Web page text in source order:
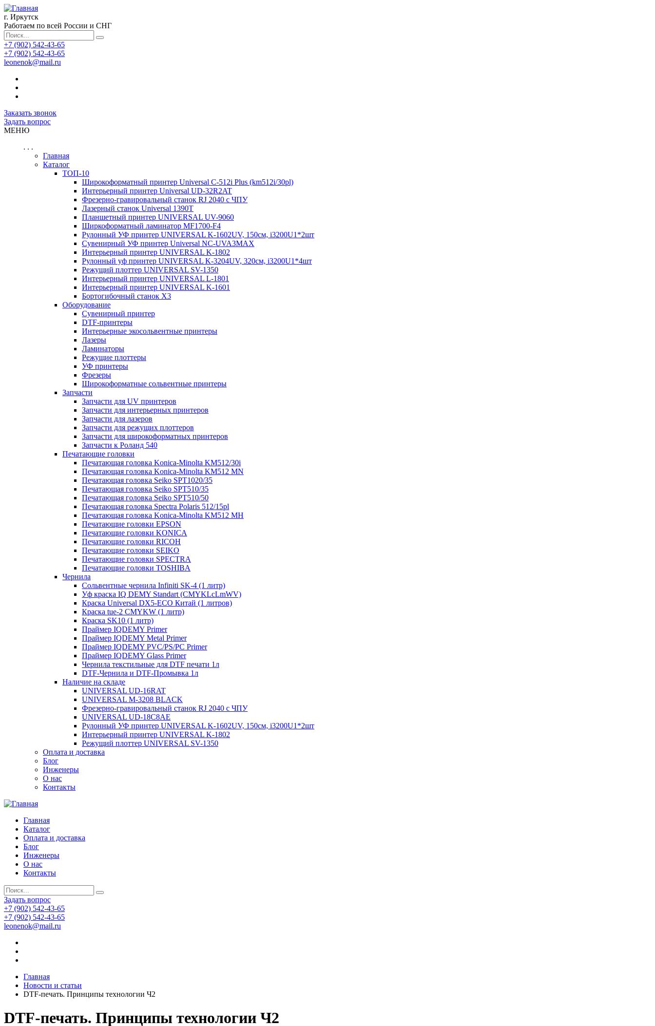
г. Иркутск
Работаем по всей России и СНГ
+7 (902) 542-43-65
+7 (902) 542-43-65
leonenok@mail.ru
Заказать звонок
Задать вопрос
МЕНЮ
. . .
Главная
Каталог
ТОП-10
Широкоформатный принтер Universal C-512i Plus (km512i/30pl)
Интерьерный принтер Universal UD-32R2AT
Фрезерно-гравировальный станок RJ 2040 с ЧПУ
Лазерный станок Universal 1390T
Планшетный принтер UNIVERSAL UV-9060
Ширкоформатный ламинатор MF1700-F4
Рулонный УФ принтер UNIVERSAL K-1602UV, 150см, i3200U1*2шт
Cувенирный УФ принтер Universal NC-UVA3MAX
Интерьерный принтер UNIVERSAL K-1802
Рулонный уф принтер UNIVERSAL K-3204UV, 320см, i3200U1*4шт
Режущий плоттер UNIVERSAL SV-1350
Интерьерный принтер UNIVERSAL L-1801
Интерьерный принтер UNIVERSAL K-1601
Бортогибочный станок X3
Оборудование
Cувенирный принтер
DTF-принтеры
Интерьерные экосольвентные принтеры
Лазеры
Ламинаторы
Режущие плоттеры
УФ принтеры
Фрезеры
Широкоформатные сольвентные принтеры
Запчасти
Запчасти для UV принтеров
Запчасти для интерьерных принтеров
Запчасти для лазеров
Запчасти для режущих плоттеров
Запчасти для широкоформатных принтеров
Запчасти к Роланд 540
Печатающие головки
Печатающая головка Konica-Minolta KM512/30i
Печатающая головка Konica-Minolta KM512 MN
Печатающая головка Seiko SPT1020/35
Печатающая головка Seiko SPT510/35
Печатающая головка Seiko SPT510/50
Печатающая головка Spectra Polaris 512/15pl
Печатающая головка Konica-Minolta KM512 MH
Печатающие головки EPSON
Печатающие головки KONICA
Печатающие головки RICOH
Печатающие головки SEIKO
Печатающие головки SPECTRA
Печатающие головки TOSHIBA
Чернила
Сольвентные чернила Infiniti SK-4 (1 литр)
Уф краска IQ DEMY Standart (CMYKLcLmWV)
Краска Universal DX5-ECO Китай (1 литров)
Краска tue-2 CMYKW (1 литр)
Краска SK10 (1 литр)
Праймер IQDEMY Primer
Праймер IQDEMY Metal Primer
Праймер IQDEMY PVC/PS/PC Primer
Праймер IQDEMY Glass Primer
Чернила текстильные для DTF печати 1л
DTF-Чернила и DTF-Промывка 1л
Наличие на складе
UNIVERSAL UD-16RAT
UNIVERSAL М-3208 BLACK
Фрезерно-гравировальный станок RJ 2040 с ЧПУ
UNIVERSAL UD-18C8AE
Рулонный УФ принтер UNIVERSAL K-1602UV, 150см, i3200U1*2шт
Интерьерный принтер UNIVERSAL K-1802
Режущий плоттер UNIVERSAL SV-1350
Оплата и доставка
Блог
Инженеры
О нас
Контакты
Главная
Каталог
Оплата и доставка
Блог
Инженеры
О нас
Контакты
Задать вопрос
+7 (902) 542-43-65
+7 (902) 542-43-65
leonenok@mail.ru
Главная
Новости и статьи
DTF-печать. Принципы технологии Ч2
DTF-печать. Принципы технологии Ч2